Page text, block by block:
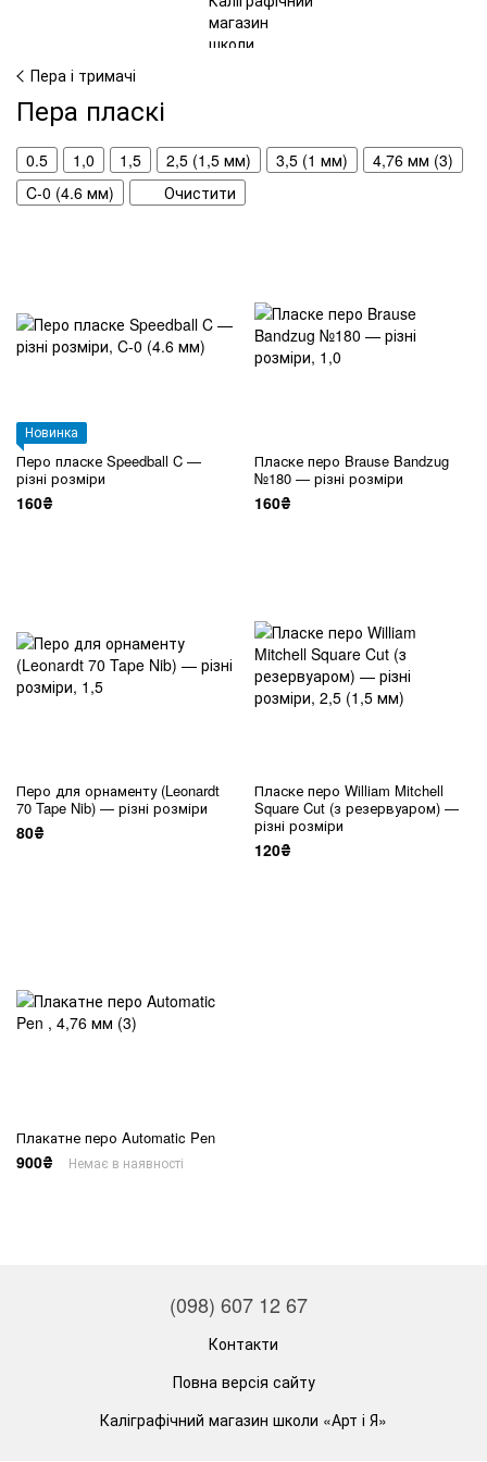
Пера і тримачі
Пера пласкі
0.5 1,0 1,5 2,5 (1,5 мм) 3,5 (1 мм)
4,76 мм (3)
C-0 (4.6 мм)
Очистити
Новинка
Перо пласке Speedball C —
різні розміри
160₴
Пласке перо Brause Bandzug
№180 — різні розміри
160₴
Перо для орнаменту (Leonardt
70 Tape Nib) — різні розміри
80₴
Пласке перо William Mitchell
Square Cut (з резервуаром) —
різні розміри
120₴
Плакатне перо Automatic Pen
900₴ Немає в наявності
(098) 607 12 67
Контакти
Повна версія сайту
Каліграфічний магазин школи «Арт і Я»